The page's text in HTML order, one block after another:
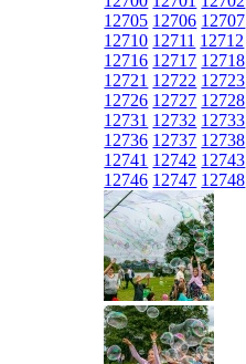
12705 12706 12707
12710 12711 12712
12716 12717 12718
12721 12722 12723
12726 12727 12728
12731 12732 12733
12736 12737 12738
12741 12742 12743
12746 12747 12748